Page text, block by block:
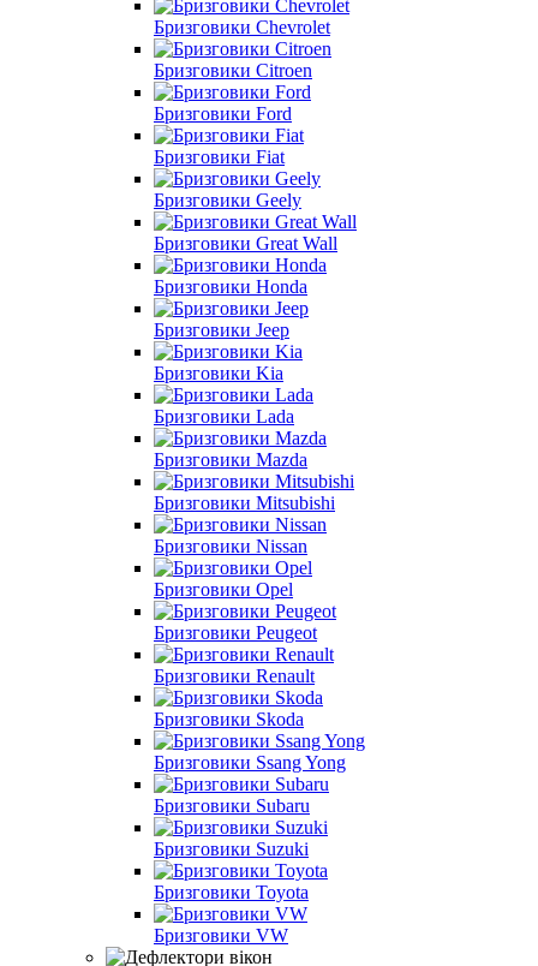
Бризговики Chevrolet
Бризговики Citroen
Бризговики Ford
Бризговики Fiat
Бризговики Geely
Бризговики Great Wall
Бризговики Honda
Бризговики Jeep
Бризговики Kia
Бризговики Lada
Бризговики Mazda
Бризговики Mitsubishi
Бризговики Nissan
Бризговики Opel
Бризговики Peugeot
Бризговики Renault
Бризговики Skoda
Бризговики Ssang Yong
Бризговики Subaru
Бризговики Suzuki
Бризговики Toyota
Бризговики VW